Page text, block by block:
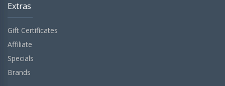
Extras
Gift Certificates
Affiliate
Specials
Brands